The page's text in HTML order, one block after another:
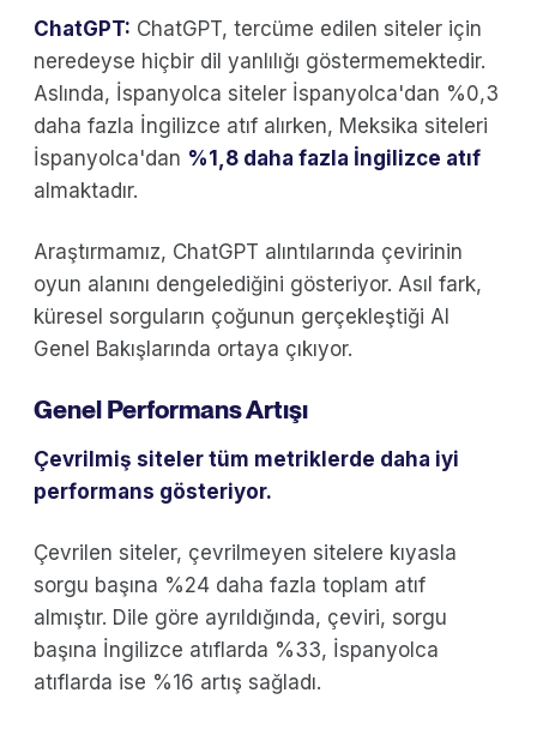
ChatGPT: ChatGPT, tercüme edilen siteler için
neredeyse hiçbir dil yanlılığı göstermemektedir.
Aslında, İspanyolca siteler İspanyolca'dan %0,3
daha fazla İngilizce atıf alırken, Meksika siteleri
İspanyolca'dan %1,8 daha fazla İngilizce atıf
almaktadır.
Araştırmamız, ChatGPT alıntılarında çevirinin
oyun alanını dengelediğini gösteriyor. Asıl fark,
küresel sorguların çoğunun gerçekleştiği AI
Genel Bakışlarında ortaya çıkıyor.
Genel Performans Artışı
Çevrilmiş siteler tüm metriklerde daha iyi
performans gösteriyor.
Çevrilen siteler, çevrilmeyen sitelere kıyasla
sorgu başına %24 daha fazla toplam atıf
almıştır. Dile göre ayrıldığında, çeviri, sorgu
başına İngilizce atıflarda %33, İspanyolca
atıflarda ise %16 artış sağladı.